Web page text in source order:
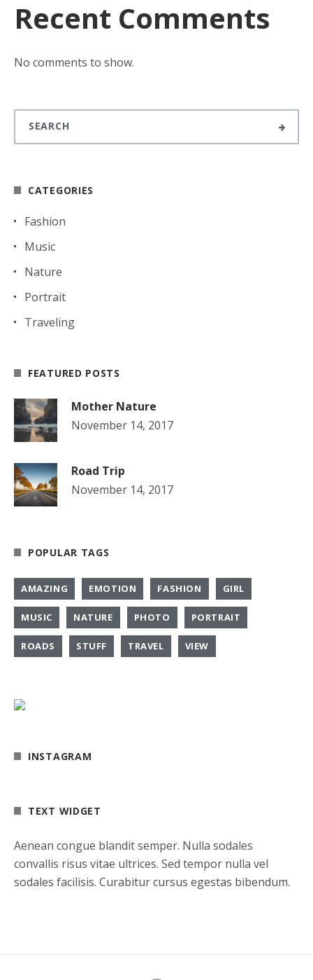
Recent Comments
No comments to show.
CATEGORIES
Fashion
Music
Nature
Portrait
Traveling
FEATURED POSTS
Mother Nature
November 14, 2017
Road Trip
November 14, 2017
POPULAR TAGS
AMAZING EMOTION FASHION GIRL
MUSIC NATURE PHOTO PORTRAIT
ROADS STUFF TRAVEL VIEW
INSTAGRAM
TEXT WIDGET
Aenean congue blandit semper. Nulla sodales
convallis risus vitae ultrices. Sed tempor nulla vel
sodales facilisis. Curabitur cursus egestas bibendum.